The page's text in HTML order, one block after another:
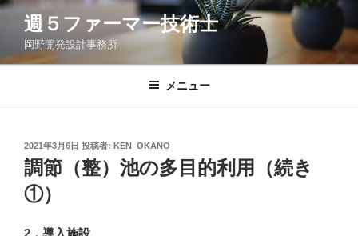
コ
ン
週５ファーマー技術士
岡野開発設計事務所
メニュー
投
稿
日:
2021年3月6日 投稿者: KEN_OKANO
調節（整）池の多目的利用（続き
①）